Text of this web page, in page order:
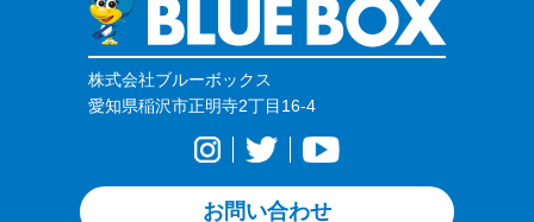
株式会社ブルーボックス
愛知県稲沢市正明寺2丁目16-4
お問い合わせ